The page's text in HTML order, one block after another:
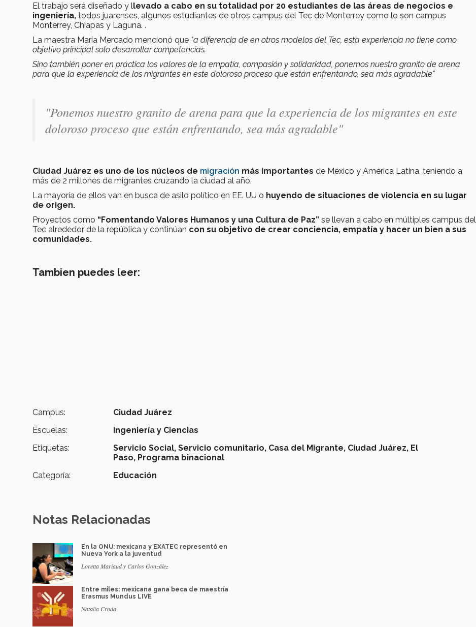
El trabajo será diseñado y llevado a cabo en su totalidad por 20 estudiantes de las áreas de negocios e
ingeniería, todos juarenses, algunos estudiantes de otros campus del Tec de Monterrey como lo son campus
Monterrey, Chiapas y Laguna. .
La maestra María Mercado mencionó que "a diferencia de en otros modelos del Tec, esta experiencia no tiene como
objetivo principal solo desarrollar competencias.
Sino también poner en práctica los valores de la empatía, compasión y solidaridad, ponemos nuestro granito de arena
para que la experiencia de los migrantes en este doloroso proceso que están enfrentando, sea más agradable"
"Ponemos nuestro granito de arena para que la experiencia de los migrantes en este
doloroso proceso que están enfrentando, sea más agradable"
Ciudad Juárez es uno de los núcleos de migración más importantes de México y América Latina, teniendo a
más de 2 millones de migrantes cruzando la ciudad al año.
La mayoría de ellos van en busca de asilo político en EE. UU o huyendo de situaciones de violencia en su lugar
de origen.
Proyectos como “Fomentando Valores Humanos y una Cultura de Paz” se llevan a cabo en múltiples campus del
Tec alrededor de la república y continúan con su objetivo de crear conciencia, empatía y hacer un bien a sus
comunidades.
Tambien puedes leer:
Campus:
Ciudad Juárez
Escuelas:
Ingeniería y Ciencias
Etiquetas:
Servicio Social, Servicio comunitario, Casa del Migrante, Ciudad Juárez, El
Paso, Programa binacional
Categoría:
Educación
Notas Relacionadas
En la ONU: mexicana y EXATEC representó en
Nueva York a la juventud
Loretta Mariaud y Carlos González
Entre miles: mexicana gana beca de maestría
Erasmus Mundus LIVE
Natalia Croda